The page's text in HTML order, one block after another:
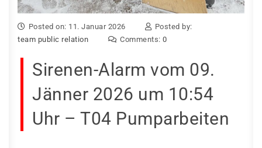
Posted on: 11. Januar 2026
Posted by:
team public relation
Comments: 0
Sirenen-Alarm vom 09.
Jänner 2026 um 10:54
Uhr – T04 Pumparbeiten